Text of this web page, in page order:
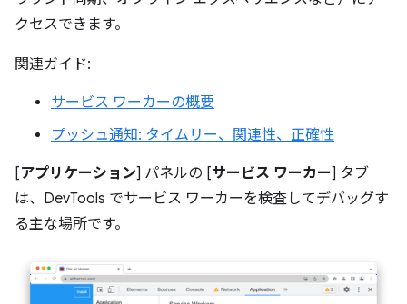
クセスできます。
関連ガイド:
サービス ワーカーの概要
プッシュ通知: タイムリー、関連性、正確性
[アプリケーション] パネルの [サービス ワーカー] タブ
は、DevTools でサービス ワーカーを検査してデバッグす
る主な場所です。